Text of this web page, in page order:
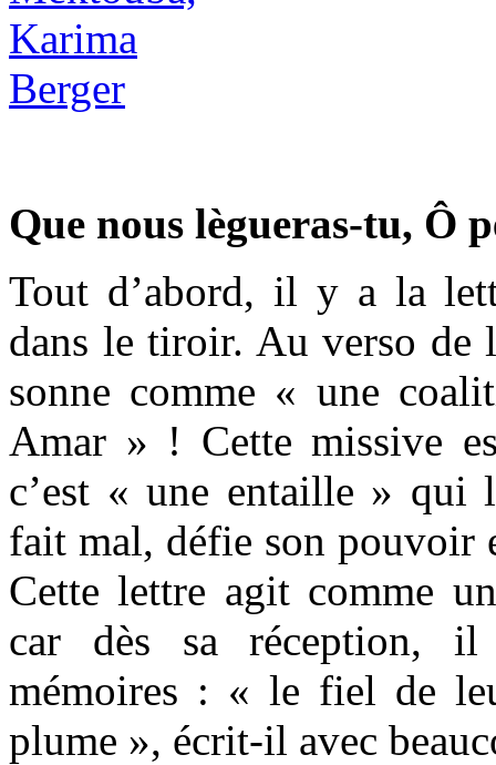
Que nous lègueras-tu, Ô
Tout d’abord, il y a la
dans le tiroir. Au verso de
sonne comme « une
Amar » ! Cette missive
c’est « une entaille » qui
fait mal, défie son pouvoir
Cette lettre agit comme
car dès sa réception,
mémoires : « le fiel de
plume », écrit-il avec